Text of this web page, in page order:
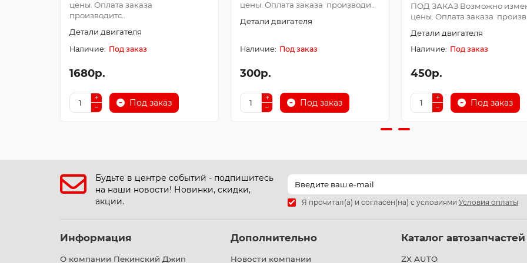
цены. Оплата заказа
производитс..
Детали двигателя
Под заказ
1680р.
Под заказ
цены. Оплата заказа производи..
Детали двигателя
Под заказ
300р.
Под заказ
ПОД ЗАКАЗ Возможно
цены. Оплата заказа произв..
Детали двигателя
Под заказ
450р.
Под заказ
Будьте в центре событий - подпишитесь
на наши новости! Новинки, скидки,
акции.
Я прочитал(а) и согласен(на) с условиями Условия оплаты
Информация
О компании Пекинский Джип
Дополнительно
Новости компании
Каталог автозапчастей
ZX AUTO